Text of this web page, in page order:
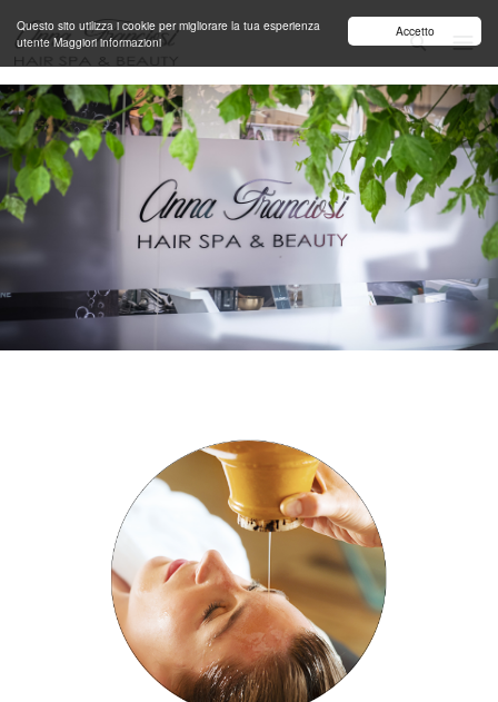
Accetto
Questo sito utilizza i cookie per migliorare la tua esperienza
utenteMaggiori informazioni
Salta al contenuto principale